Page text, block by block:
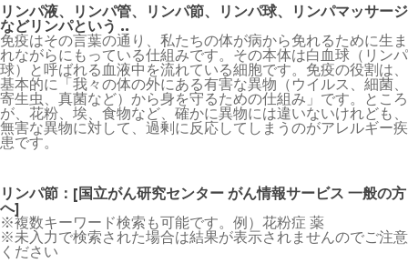
リンパ液、リンパ管、リンパ節、リンパ球、リンパマッサージ
などリンパという ..
免疫はその言葉の通り、私たちの体が病から免れるために生ま
れながらにもっている仕組みです。その本体は白血球（リンパ
球）と呼ばれる血液中を流れている細胞です。免疫の役割は、
基本的に「我々の体の外にある有害な異物（ウイルス、細菌、
寄生虫、真菌など）から身を守るための仕組み」です。ところ
が、花粉、埃、食物など、確かに異物には違いないけれども、
無害な異物に対して、過剰に反応してしまうのがアレルギー疾
患です。
リンパ節：[国立がん研究センター がん情報サービス 一般の方
へ]
※複数キーワード検索も可能です。例）花粉症 薬
※未入力で検索された場合は結果が表示されませんのでご注意
ください